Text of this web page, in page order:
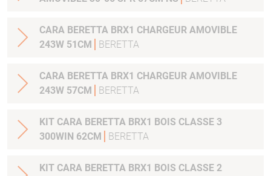
CARA BERETTA BRX1 CHARGEUR AMOVIBLE
243W 51CM
BERETTA
CARA BERETTA BRX1 CHARGEUR AMOVIBLE
243W 57CM
BERETTA
KIT CARA BERETTA BRX1 BOIS CLASSE 3
300WIN 62CM
BERETTA
KIT CARA BERETTA BRX1 BOIS CLASSE 2